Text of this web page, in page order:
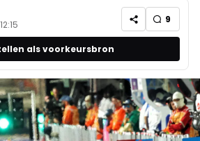
9
als voorkeursbron